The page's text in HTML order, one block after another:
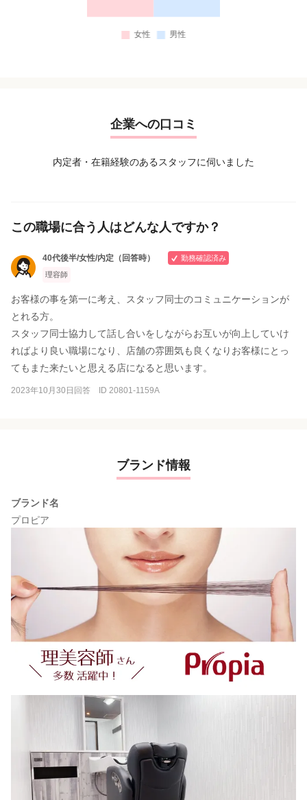
企業への口コミ
内定者・在籍経験のあるスタッフに伺いました
この職場に合う人はどんな人ですか？
40代後半/女性/内定（回答時）
勤務確認済み
理容師
お客様の事を第一に考え、スタッフ同士のコミュニケーションが
とれる方。
スタッフ同士協力して話し合いをしながらお互いが向上していけ
ればより良い職場になり、店舗の雰囲気も良くなりお客様にとっ
てもまた来たいと思える店になると思います。
2023年10月30日回答 ID 20801-1159A
ブランド情報
ブランド名
プロピア